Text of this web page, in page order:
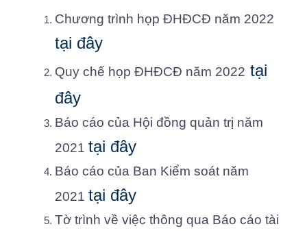
Chương trình họp ĐHĐCĐ năm 2022
tại đây
Quy chế họp ĐHĐCĐ năm 2022 tại
đây
Báo cáo của Hội đồng quản trị năm
2021 tại đây
Báo cáo của Ban Kiểm soát năm
2021 tại đây
Tờ trình về việc thông qua Báo cáo tài